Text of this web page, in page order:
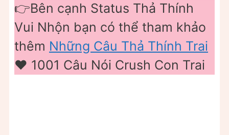
👉Bên cạnh Status Thả Thính
Vui Nhộn bạn có thể tham khảo
thêm Những Câu Thả Thính Trai
❤️ 1001 Câu Nói Crush Con Trai